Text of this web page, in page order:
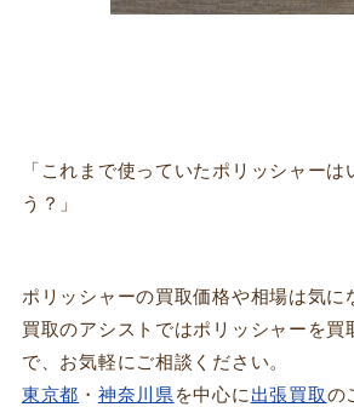
「これまで使っていたポリッシャーは
う？」
ポリッシャーの買取価格や相場は気に
買取のアシストではポリッシャーを買
で、お気軽にご相談ください。
東京都 ・ 神奈川県 を中心に 出張買取 の